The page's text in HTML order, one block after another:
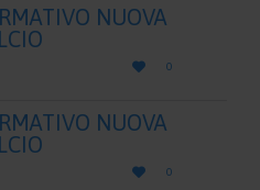
NUOVA

LOVE
IT
0
NUOVA

LOVE
IT
0